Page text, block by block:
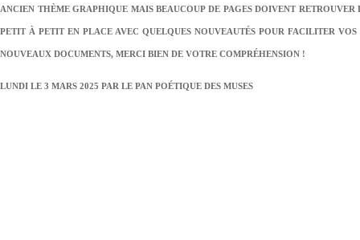
ANCIEN THÈME GRAPHIQUE MAIS BEAUCOUP DE PAGES DOIVENT
PETIT À PETIT EN PLACE AVEC QUELQUES NOUVEAUTÉS POUR FACILITER
NOUVEAUX DOCUMENTS, MERCI BIEN DE VOTRE COMPRÉHENSION !
LUNDI LE 3 MARS 2025 PAR LE PAN POÉTIQUE DES MUSES